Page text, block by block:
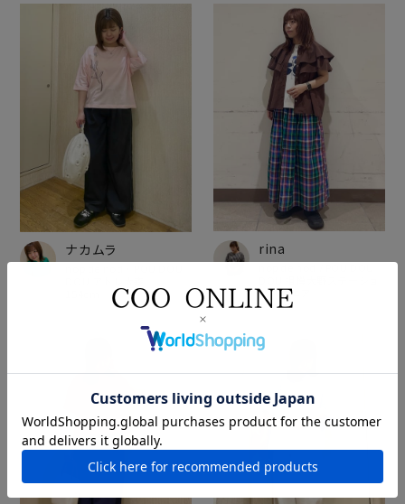
ナカムラ rina
ンスクエア
150cm